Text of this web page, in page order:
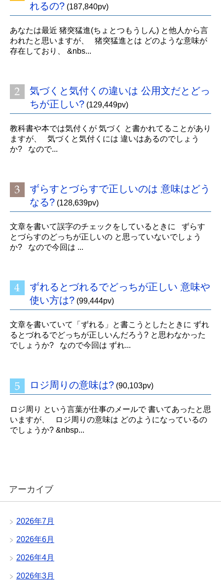
れるの? (187,840pv)
あなたは最近 猪突猛進(ちょとつもうしん) と他人から言
われたと思いますが、 猪突猛進とは どのような意味が
存在しており、 &nbs...
気づくと気付くの違いは 公用文だとどっ
ちが正しい? (129,449pv)
教科書や本では気付くが 気づく と書かれてることがあり
ますが、 気づくと気付くには 違いはあるのでしょう
か? なので...
ずらすとづらすで正しいのは 意味はどう
なる? (128,639pv)
文章を書いて誤字のチェックをしているときに ずらす
とづらすのどっちが正しいの と思っていないでしょう
か? なので今回は ...
ずれるとづれるでどっちが正しい 意味や
使い方は? (99,444pv)
文章を書いていて「ずれる」と書こうとしたときに ずれ
るとづれるでどっちが正しいんだろう? と思わなかった
でしょうか? なので今回は ずれ...
ロジ周りの意味は? (90,103pv)
ロジ周り という言葉が仕事のメールで 書いてあったと思
いますが、 ロジ周りの意味は どのようになっているの
でしょうか? &nbsp...
アーカイブ
2026年7月
2026年6月
2026年4月
2026年3月